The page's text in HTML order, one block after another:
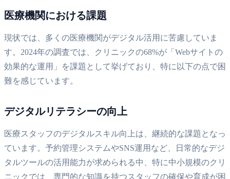
医療機関における課題
現状では、多くの医療機関がデジタル活用に苦慮していま
す。2024年の調査では、クリニックの68%が「Webサイトの
効果的な運用」を課題として挙げており、特に以下の点で困
難を感じています。
デジタルリテラシーの向上
医療スタッフのデジタルスキル向上は、継続的な課題となっ
ています。予約管理システムやSNS運用など、日常的なデジ
タルツールの活用能力が求められる中、特に中小規模のクリ
ニックでは、専門的な知識を持つスタッフの確保や育成が困